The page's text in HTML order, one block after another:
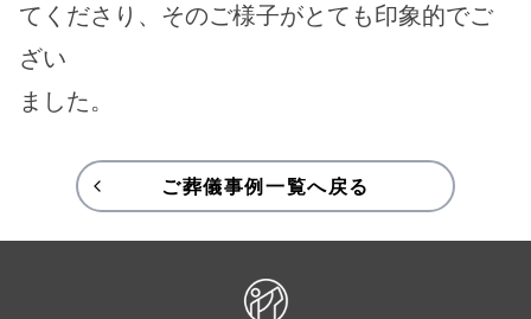
てくださり、そのご様子がとても印象的でご
ざい
ました。
ご葬儀事例一覧へ戻る